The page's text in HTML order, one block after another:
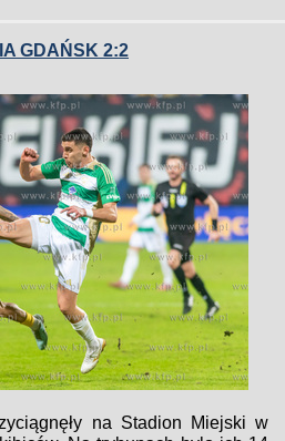
GDAŃSK 2:2
na Stadion Miejski w